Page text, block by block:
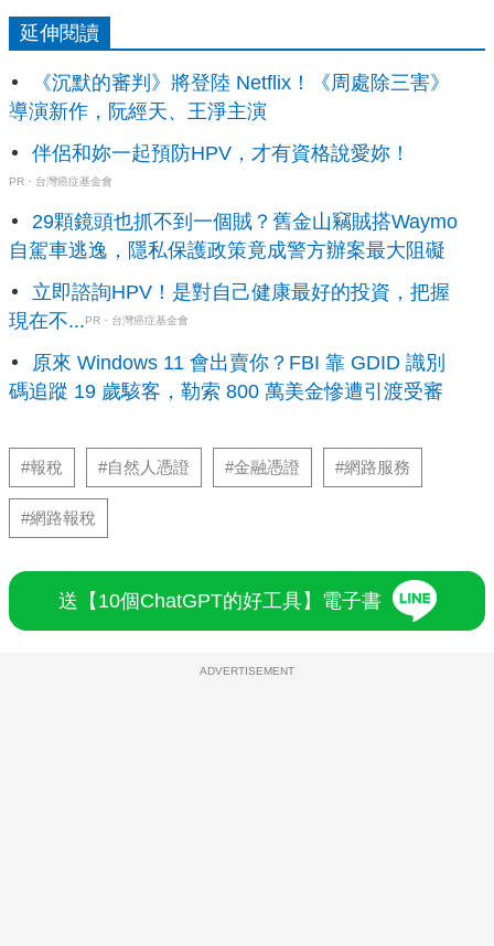
延伸閱讀
《沉默的審判》將登陸 Netflix！《周處除三害》
導演新作，阮經天、王淨主演
伴侶和妳一起預防HPV，才有資格說愛妳！
PR・台灣癌症基金會
29顆鏡頭也抓不到一個賊？舊金山竊賊搭Waymo
自駕車逃逸，隱私保護政策竟成警方辦案最大阻礙
立即諮詢HPV！是對自己健康最好的投資，把握
現在不... PR・台灣癌症基金會
原來 Windows 11 會出賣你？FBI 靠 GDID 識別
碼追蹤 19 歲駭客，勒索 800 萬美金慘遭引渡受審
#報稅 #自然人憑證 #金融憑證 #網路服務
#網路報稅
送【10個ChatGPT的好工具】電子書
ADVERTISEMENT